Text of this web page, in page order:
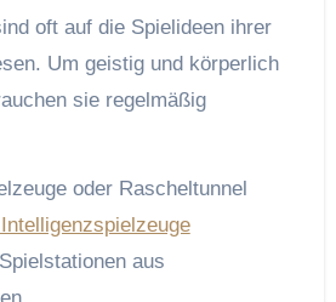
oft auf die Spielideen ihrer
Um geistig und körperlich
sie regelmäßig
oder Rascheltunnel
aus